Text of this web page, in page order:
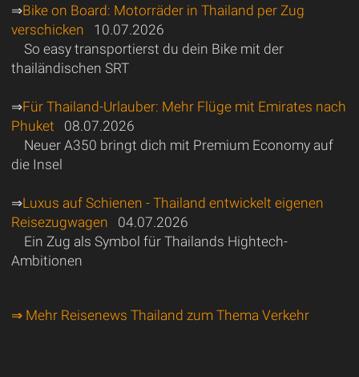
⇒Bike on Board: Motorräder in Thailand per Zug
verschicken 10.07.2026
So easy transportierst du dein Bike mit der
thailändischen SRT
⇒Für Thailand-Urlauber: Mehr Flüge mit Emirates nach
Phuket 08.07.2026
Neuer A350 bringt dich mit Premium Economy auf
die Insel
⇒Luxus auf Schienen - Thailand entwickelt eigenen
Reisezugwagen 04.07.2026
Ein Zug als Symbol für Thailands Hightech-
Ambitionen
⇒ Mehr Reisenews Thailand zum Thema Verkehr